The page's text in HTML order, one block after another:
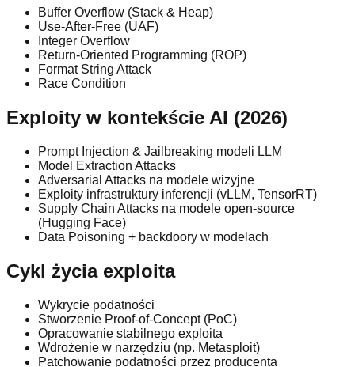
Buffer Overflow (Stack & Heap)
Use-After-Free (UAF)
Integer Overflow
Return-Oriented Programming (ROP)
Format String Attack
Race Condition
Exploity w kontekście AI (2026)
Prompt Injection & Jailbreaking modeli LLM
Model Extraction Attacks
Adversarial Attacks na modele wizyjne
Exploity infrastruktury inferencji (vLLM, TensorRT)
Supply Chain Attacks na modele open-source
(Hugging Face)
Data Poisoning + backdoory w modelach
Cykl życia exploita
Wykrycie podatności
Stworzenie Proof-of-Concept (PoC)
Opracowanie stabilnego exploita
Wdrożenie w narzędziu (np. Metasploit)
Patchowanie podatności przez producenta